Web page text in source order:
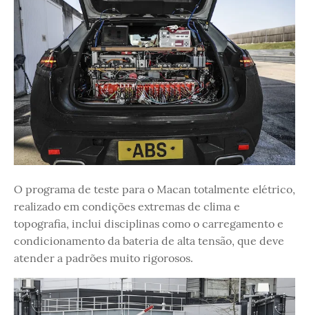
O programa de teste para o Macan totalmente elétrico,
realizado em condições extremas de clima e
topografia, inclui disciplinas como o carregamento e
condicionamento da bateria de alta tensão, que deve
atender a padrões muito rigorosos.